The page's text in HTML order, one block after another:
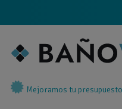
Mejoramos tu presupuesto